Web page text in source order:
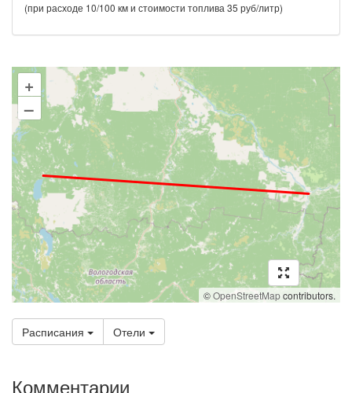
(при расходе 10/100 км и стоимости топлива 35 руб/литр)
+
–
©OpenStreetMapcontributors.
Расписания Отели
Комментарии